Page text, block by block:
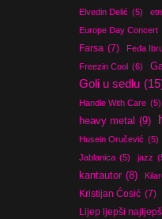
Elvedin Delić (5)
Europe Day Concert
Farsa (7) Feđa
Freezin Cool (6)
Goli u sedlu
Handle With Care (5)
heavy metal (9)
Husein Oručević (5)
Jablanica (5) jazz
kantautor (8)
Kristijan Ćosić (7)
Lijep ljepši